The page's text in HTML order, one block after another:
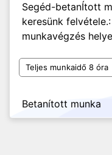
Segéd-betanÍtott
keresünk
munkavégzés
Teljes munkaidő 8 óra
Betanított munka